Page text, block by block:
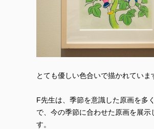
とても優しい色合いで描かれていま
F先生は、季節を意識した原画を多
で、今の季節に合わせた原画を展示
す。